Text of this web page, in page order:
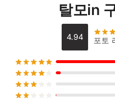
탈모in
4.94 포토